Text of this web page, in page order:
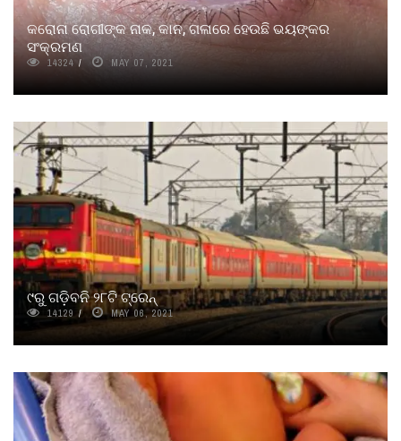
କରୋନା ରୋଗୀଙ୍କ ନାକ, କାନ, ଗଳାରେ ହେଉଛି ଭୟଙ୍କର
ସଂକ୍ରମଣ
14324 MAY 07, 2021
୯ରୁ ଗଡ଼ିବନି ୨୮ଟି ଟ୍ରେନ୍
14129 MAY 06, 2021